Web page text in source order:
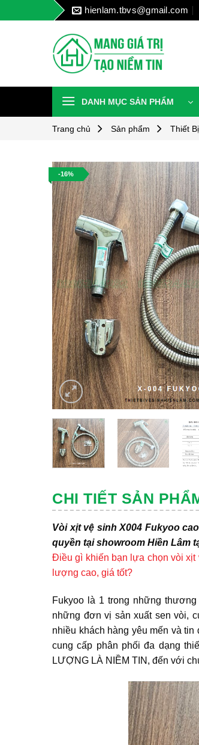
to
hienlam.tbvs@gmail.com
DANH MỤC SẢN PHẨM
Trang chủ Sản phẩm Thiết
-16%
CHI TIẾT SẢN
Vòi xịt vệ sinh X004 Fukyoo
quyền tại showroom Hiền Lâm
Điều gì khiến bạn lựa chọn vòi xịt
lượng cao, giá tốt?
Fukyoo là 1 trong những
những đơn vị sản xuất sen vòi,
nhiều khách hàng yêu mến và
cung cấp phân phối đa dạng
LƯỢNG LÀ NIỀM TIN, đến với